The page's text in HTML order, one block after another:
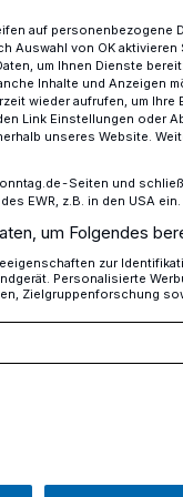
hat sich
Jahreszeit
auf personenbezogene
Auswahl von OK
um Ihnen Dienste
Inhalte und Anzeigen
wieder aufrufen, um Ihre
Link Einstellungen oder
unseres Website.
Seiten und
EWR, z.B. in den USA ein.
um Folgendes
zur
Personalisierte
Zielgruppenforschung